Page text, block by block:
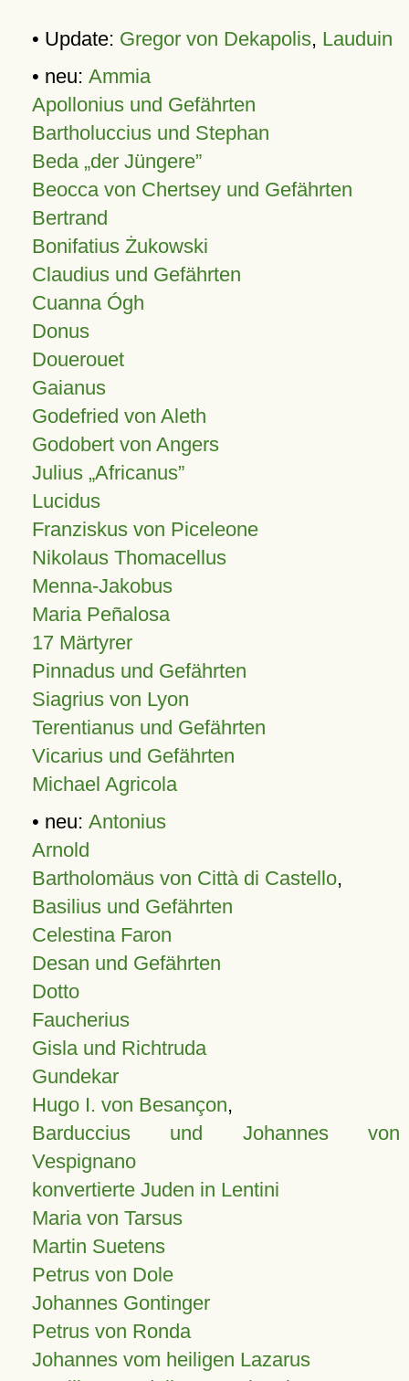
• Update: Gregor von Dekapolis, Lauduin
• neu: Ammia
Apollonius und Gefährten
Bartholuccius und Stephan
Beda „der Jüngere”
Beocca von Chertsey und Gefährten
Bertrand
Bonifatius Żukowski
Claudius und Gefährten
Cuanna Ógh
Donus
Douerouet
Gaianus
Godefried von Aleth
Godobert von Angers
Julius Africanus
Lucidus
Franziskus von Piceleone
Nikolaus Thomacellus
Menna-Jakobus
Maria Peñalosa
17 Märtyrer
Pinnadus und Gefährten
Siagrius von Lyon
Terentianus und Gefährten
Vicarius und Gefährten
Michael Agricola
• neu: Antonius
Arnold
Bartholomäus von Città di Castello,
Basilius und Gefährten
Celestina Faron
Desan und Gefährten
Dotto
Faucherius
Gisla und Richtruda
Gundekar
Hugo I. von Besançon,
Barduccius und Johannes von
Vespignano
konvertierte Juden in Lentini
Maria von Tarsus
Martin Suetens
Petrus von Dole
Johannes Gontinger
Petrus von Ronda
Johannes vom heiligen Lazarus